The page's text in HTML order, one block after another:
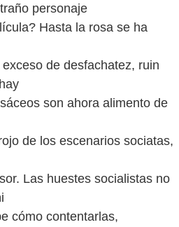
personaje
Hasta la rosa se ha
de desfachatez, ruin
son ahora alimento de
de los escenarios sociatas,
Las huestes socialistas no
cómo contentarlas,